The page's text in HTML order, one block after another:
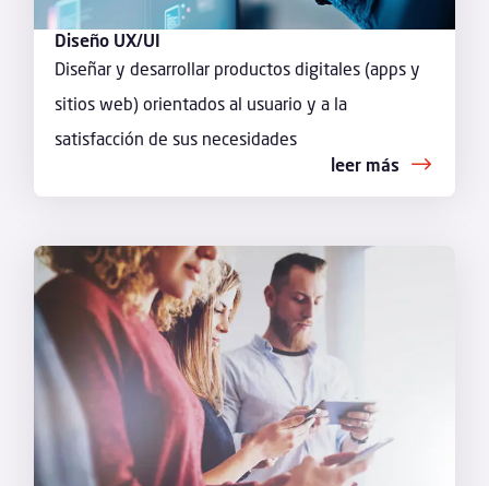
Diseño UX/UI
Diseñar y desarrollar productos digitales (apps y
sitios web) orientados al usuario y a la
satisfacción de sus necesidades
leer más